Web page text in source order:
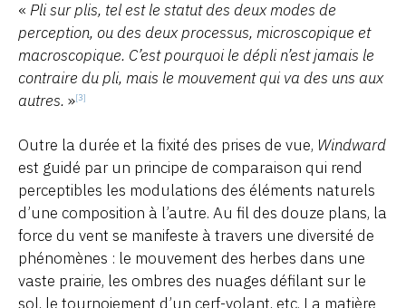
« Pli sur plis, tel est le statut des deux modes de
perception, ou des deux processus, microscopique et
macroscopique. C’est pourquoi le dépli n’est jamais le
contraire du pli, mais le mouvement qui va des uns aux
autres. »[3]
Outre la durée et la fixité des prises de vue, Windward
est guidé par un principe de comparaison qui rend
perceptibles les modulations des éléments naturels
d’une composition à l’autre. Au fil des douze plans, la
force du vent se manifeste à travers une diversité de
phénomènes : le mouvement des herbes dans une
vaste prairie, les ombres des nuages défilant sur le
sol, le tournoiement d’un cerf-volant, etc. La matière